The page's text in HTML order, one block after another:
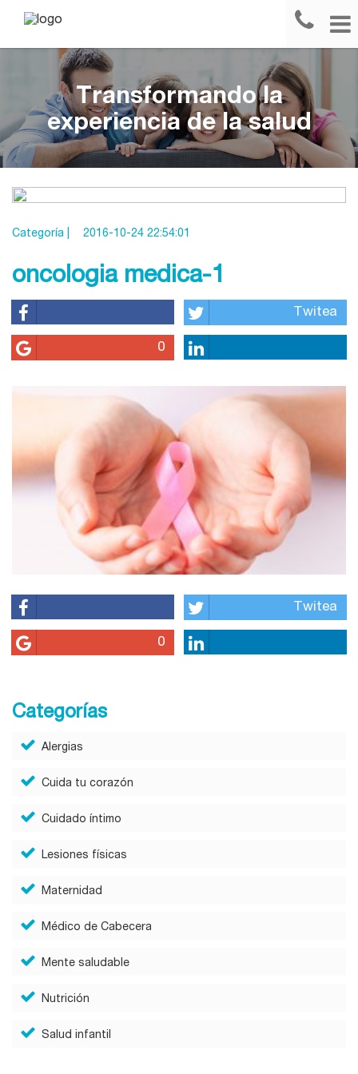
Transformando la
experiencia de la salud
Categoría | 2016-10-24 22:54:01
oncologia medica-1
Twitea
0
Twitea
0
Categorías
Alergias
Cuida tu corazón
Cuidado íntimo
Lesiones físicas
Maternidad
Médico de Cabecera
Mente saludable
Nutrición
Salud infantil